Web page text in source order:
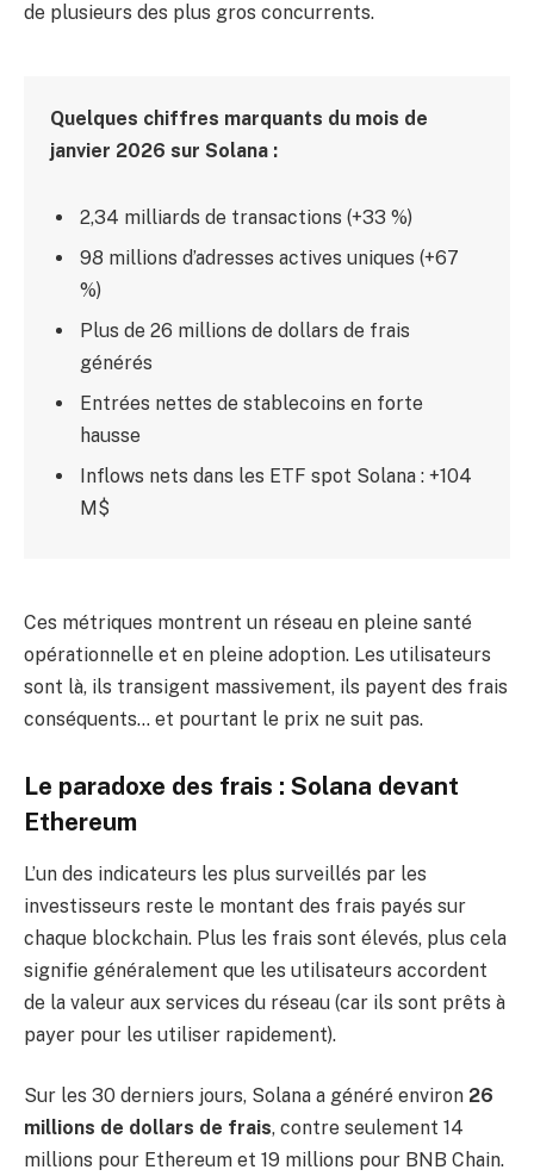
de plusieurs des plus gros concurrents.
Quelques chiffres marquants du mois de
janvier 2026 sur Solana :
2,34 milliards de transactions (+33 %)
98 millions d’adresses actives uniques (+67
%)
Plus de 26 millions de dollars de frais
générés
Entrées nettes de stablecoins en forte
hausse
Inflows nets dans les ETF spot Solana : +104
M$
Ces métriques montrent un réseau en pleine santé
opérationnelle et en pleine adoption. Les utilisateurs
sont là, ils transigent massivement, ils payent des frais
conséquents… et pourtant le prix ne suit pas.
Le paradoxe des frais : Solana devant
Ethereum
L’un des indicateurs les plus surveillés par les
investisseurs reste le montant des frais payés sur
chaque blockchain. Plus les frais sont élevés, plus cela
signifie généralement que les utilisateurs accordent
de la valeur aux services du réseau (car ils sont prêts à
payer pour les utiliser rapidement).
Sur les 30 derniers jours, Solana a généré environ 26
millions de dollars de frais, contre seulement 14
millions pour Ethereum et 19 millions pour BNB Chain.